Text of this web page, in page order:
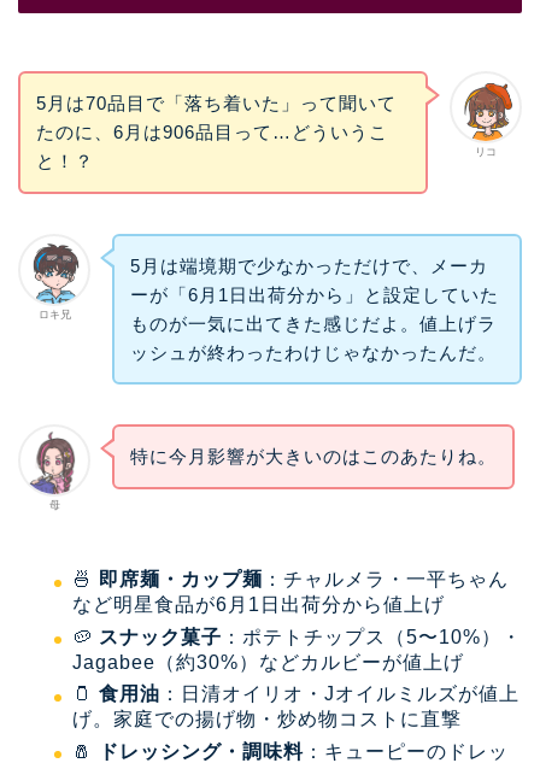
リコ
5月は70品目で「落ち着いた」って聞いて
たのに、6月は906品目って…どういうこ
と！？
ロキ兄
5月は端境期で少なかっただけで、メーカ
ーが「6月1日出荷分から」と設定していた
ものが一気に出てきた感じだよ。値上げラ
ッシュが終わったわけじゃなかったんだ。
母
特に今月影響が大きいのはこのあたりね。
🍜 即席麺・カップ麺 ：チャルメラ・一平ちゃん
など明星食品が6月1日出荷分から値上げ
🥔 スナック菓子 ：ポテトチップス（5〜10%）・
Jagabee（約30%）などカルビーが値上げ
🫙 食用油 ：日清オイリオ・Jオイルミルズが値上
げ。家庭での揚げ物・炒め物コストに直撃
🧂
ドレッシング・調味料 ：キューピーのドレッ